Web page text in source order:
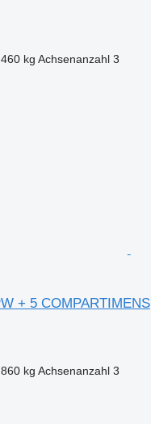
kg Achsenanzahl 3
+ 5 COMPARTIMENS
kg Achsenanzahl 3